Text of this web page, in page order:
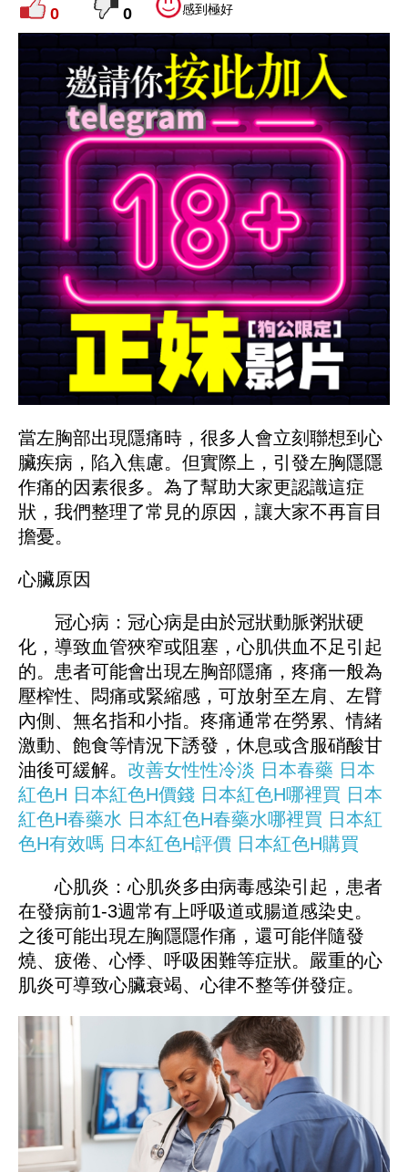
0 0 感到極好
當左胸部出現隱痛時，很多人會立刻聯想到心
臟疾病，陷入焦慮。但實際上，引發左胸隱隱
作痛的因素很多。為了幫助大家更認識這症
狀，我們整理了常見的原因，讓大家不再盲目
擔憂。
心臟原因
冠心病：冠心病是由於冠狀動脈粥狀硬
化，導致血管狹窄或阻塞，心肌供血不足引起
的。患者可能會出現左胸部隱痛，疼痛一般為
壓榨性、悶痛或緊縮感，可放射至左肩、左臂
內側、無名指和小指。疼痛通常在勞累、情緒
激動、飽食等情況下誘發，休息或含服硝酸甘
油後可緩解。 改善女性性冷淡 日本春藥 日本
紅色H 日本紅色H價錢 日本紅色H哪裡買 日本
紅色H春藥水 日本紅色H春藥水哪裡買 日本紅
色H有效嗎 日本紅色H評價 日本紅色H購買
心肌炎：心肌炎多由病毒感染引起，患者
在發病前1-3週常有上呼吸道或腸道感染史。
之後可能出現左胸隱隱作痛，還可能伴隨發
燒、疲倦、心悸、呼吸困難等症狀。嚴重的心
肌炎可導致心臟衰竭、心律不整等併發症。